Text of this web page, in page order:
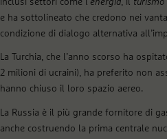
e ha sottolineato che credono nei
condizione di dialogo alternativa
La Turchia, che l’anno scorso ha
2 milioni di ucraini), ha preferito non
hanno chiuso il loro spazio aereo.
La Russia è il più grande fornitore di
anche costruendo la prima centrale